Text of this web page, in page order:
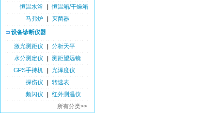
恒温水浴
恒温箱/干燥箱
马弗炉
灭菌器
设备诊断仪器
激光测距仪
分析天平
水分测定仪
测距望远镜
GPS手持机
光泽度仪
探伤仪
转速表
频闪仪
红外测温仪
所有分类>>